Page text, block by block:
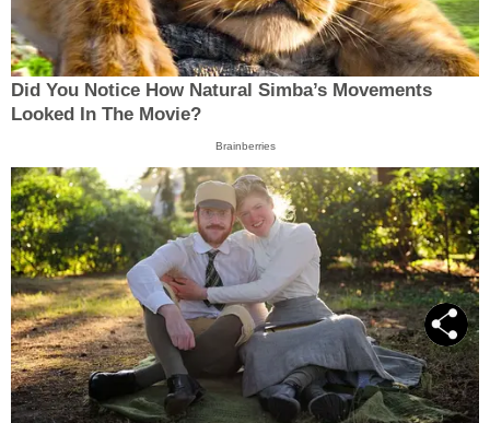
Did You Notice How Natural Simba’s Movements
Looked In The Movie?
Brainberries